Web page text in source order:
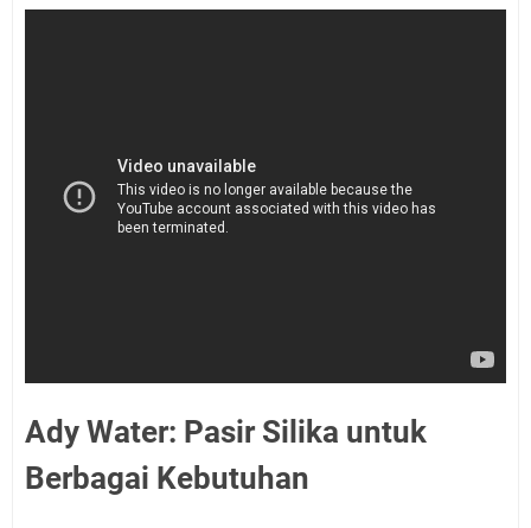
Ady Water: Pasir Silika untuk
Berbagai Kebutuhan